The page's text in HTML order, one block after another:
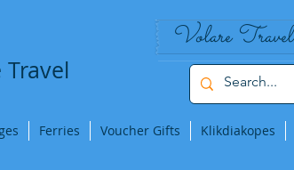
Travel
Volare Travel
Ferries Voucher Gifts Klikdiakopes